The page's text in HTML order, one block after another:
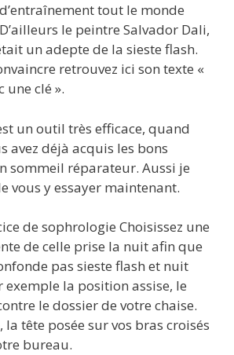
tout le monde
le peintre Salvador Dali,
un adepte de la sieste flash.
retrouvez ici son texte «
une clé ».
un outil très efficace, quand
avez déjà acquis les bons
sommeil réparateur. Aussi je
vous y essayer maintenant.
de sophrologie Choisissez une
de celle prise la nuit afin que
pas sieste flash et nuit
exemple la position assise, le
le dossier de votre chaise.
la tête posée sur vos bras croisés
bureau.